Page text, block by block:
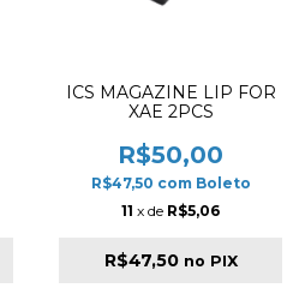
ICS MAGAZINE LIP FOR
XAE 2PCS
R$50,00
R$47,50 com Boleto
11 x de R$5,06
R$47,50 no PIX